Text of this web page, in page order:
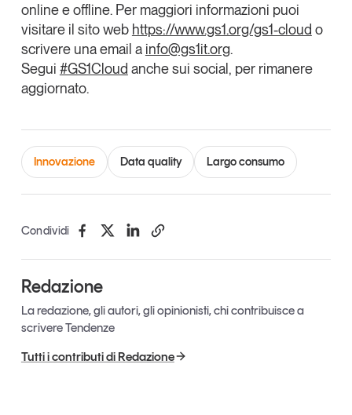
Iscriviti
Un anno di
Tendenze
Leggi il magazine
online e offline. Per maggiori informazioni puoi
visitare il sito web https://www.gs1.org/gs1-cloud o
scrivere una email a info@gs1it.org.
Segui #GS1Cloud anche sui social, per rimanere
aggiornato.
Innovazione Data quality Largo consumo
Condividi
Redazione
La redazione, gli autori, gli opinionisti, chi contribuisce a
scrivere Tendenze
Tutti i contributi di Redazione